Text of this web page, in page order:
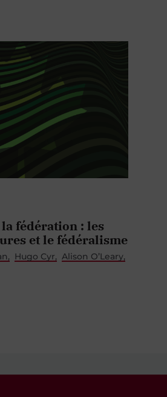
fédération : les
et le fédéralisme
Hugo Cyr
Alison O’Leary